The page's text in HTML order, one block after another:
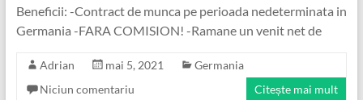
Beneficii: -Contract de munca pe perioada nedeterminata in
Germania -FARA COMISION! -Ramane un venit net de
Adrian mai 5, 2021
Germania
Niciun comentariu
Citește mai mult